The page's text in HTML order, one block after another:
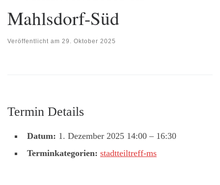
Mahlsdorf-Süd
Veröffentlicht am 29. Oktober 2025
Termin Details
Datum: 1. Dezember 2025 14:00 – 16:30
Terminkategorien: stadtteiltreff-ms